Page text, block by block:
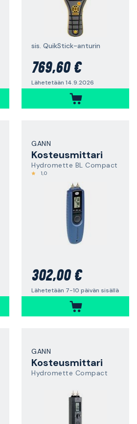
sis. QuikStick-anturin
769,60 €
Lähetetään 14.9.2026
GANN
Kosteusmittari
Hydromette BL Compact
1,0
302,00 €
Lähetetään 7-10 päivän sisällä
GANN
Kosteusmittari
Hydromette Compact